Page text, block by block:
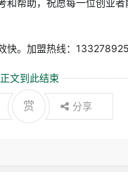
和帮助，祝愿每一位创业
快。加盟热线：
正文到此结束
赏 分享